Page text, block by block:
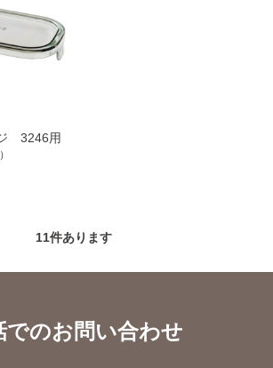
3246用
11件あります
でのお問い合わせ